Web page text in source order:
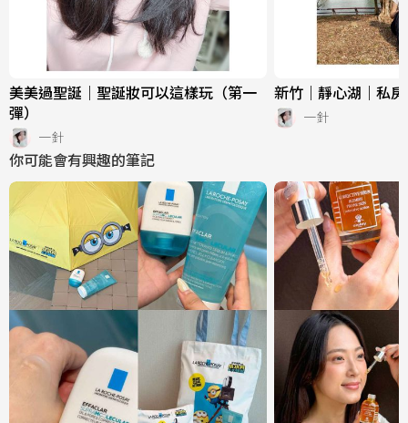
美美過聖誕｜聖誕妝可以這樣玩（第一
彈）
一針
新竹｜靜心湖｜私
一針
你可能會有興趣的筆記